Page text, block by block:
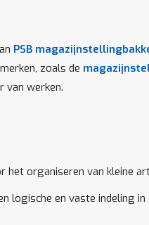
PSB
zoals de
van werken.
organiseren van kleine
logische en vaste indeling